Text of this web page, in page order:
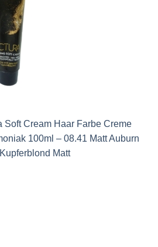
Soft Cream Haar Farbe Creme
100ml – 08.41 Matt Auburn
Matt